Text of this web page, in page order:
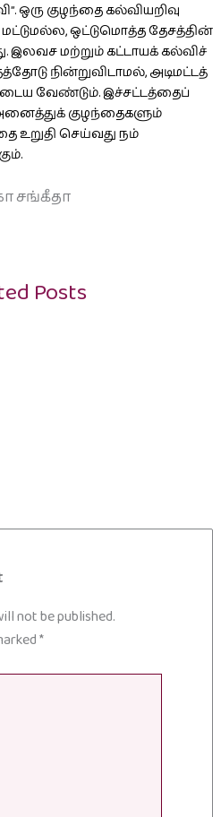
ஒரு குழந்தை கல்வியறிவு
மட்டுமல்ல, ஒட்டுமொத்த தேசத்தின்
இலவச மற்றும் கட்டாயக் கல்விச்
நின்றுவிடாமல், அடிமட்டத்
வேண்டும். இச்சட்டத்தைப்
குழந்தைகளும்
உறுதி செய்வது நம்
சங்கீதா
Posts
not be published.
*